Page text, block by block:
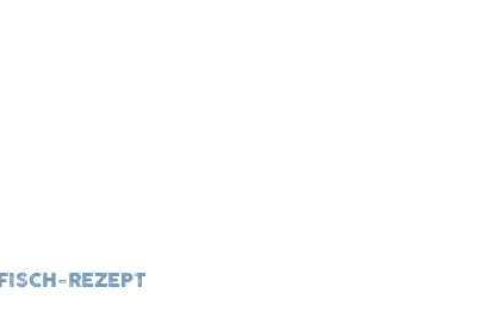
FISCH-REZEPT